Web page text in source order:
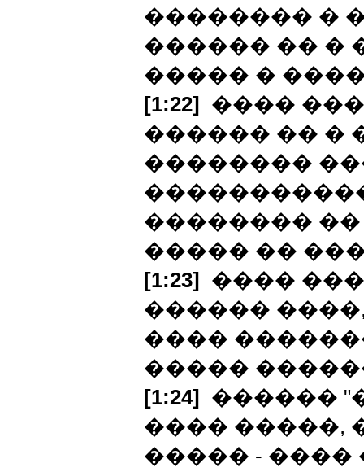
�������� �
������ �� �
����� �
[1:22] ����
������ �� �
��������
��������
����� ��
[1:23] ����
������
����
�����
[1:24] ������
���� �����,
����� - ����